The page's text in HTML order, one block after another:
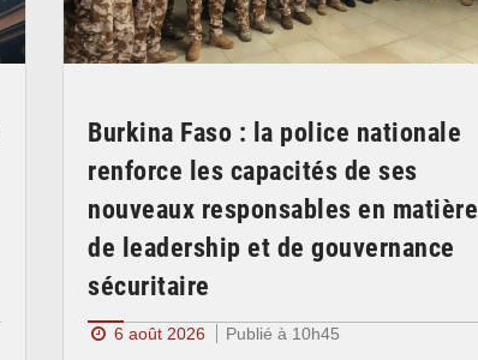
Burkina Faso : la police nationale
renforce les capacités de ses
nouveaux responsables en matière
de leadership et de gouvernance
sécuritaire
6 août 2026
Publié à 10h45